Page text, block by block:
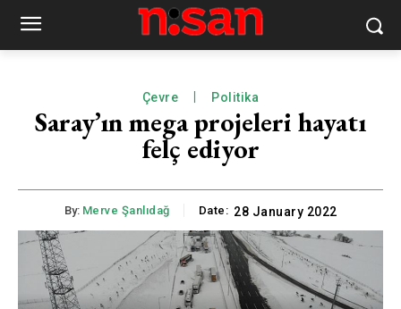
Çevre Politika
Saray’ın mega projeleri hayatı
felç ediyor
By: Merve Şanlıdağ Date: 28 January 2022